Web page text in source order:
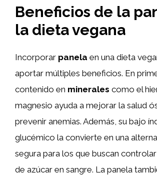
Beneficios de la
la dieta vegana
Incorporar panela en una dieta
aportar múltiples beneficios. En
contenido en minerales como el
magnesio ayuda a mejorar la salud
prevenir anemias. Además, su bajo
glucémico la convierte en una
segura para los que buscan
de azúcar en sangre. La panela